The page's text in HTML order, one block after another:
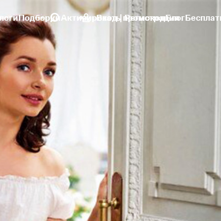
ПодборкиАктивировать промокодБлог
Вход | Регистрация